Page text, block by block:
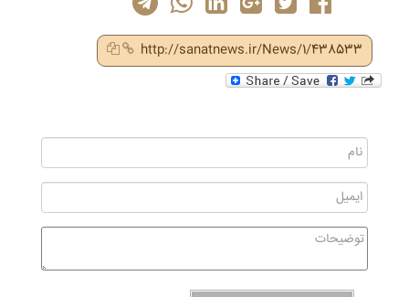
http://sanatnews.ir/News/1/438533